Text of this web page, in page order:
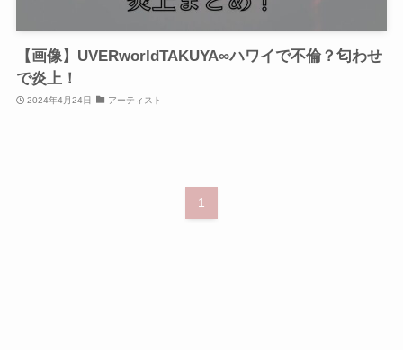
【画像】UVERworldTAKUYA∞ハワイで不倫？匂わせ
で炎上！
2024年4月24日 アーティスト
1